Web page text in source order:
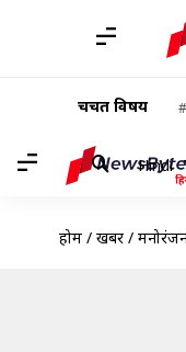
चर्चित विषय
Hindi
होम / खबरें /